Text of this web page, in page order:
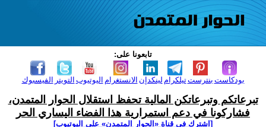
تابعونا على:
الفيسبوك التويتر اليوتيوب الانستغرام لينكدإن تيلكرامبنترست بودكاست
تبرعاتكم وتبرعاتكن المالية تحفظ استقلال الحوار المتمدن،
فشاركونا في دعم استمرارية هذا الفضاء اليساري الحر
[اشترك في قناة ‫«الحوار المتمدن» على اليوتيوب]